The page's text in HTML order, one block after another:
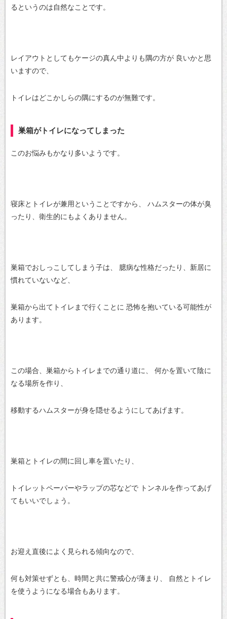
るというのは自然なことです。
レイアウトとしてもケージの真ん中よりも隅の方が 良いかと思
いますので、
トイレはどこかしらの隅にするのが無難です。
巣箱がトイレになってしまった
このお悩みもかなり多いようです。
寝床とトイレが兼用ということですから、
ハムスターの体が臭
ったり、衛生的にもよくありません。
巣箱でおしっこしてしまう子は、
臆病な性格だったり、新居に
慣れていないなど、
巣箱から出てトイレまで行くことに 恐怖を抱いている可能性が
あります。
この場合、巣箱からトイレまでの通り道に、
何かを置いて陰に
なる場所を作り、
移動するハムスターが身を隠せるようにしてあげます。
巣箱とトイレの間に回し車を置いたり、
トイレットペーパーやラップの芯などで トンネルを作ってあげ
てもいいでしょう。
お迎え直後によく見られる傾向なので、
何も対策せずとも、時間と共に警戒心が薄まり、
自然とトイレ
を使うようになる場合もあります。